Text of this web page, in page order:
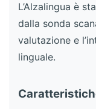
L’Alzalingua è
dalla sonda
valutazione e
linguale.